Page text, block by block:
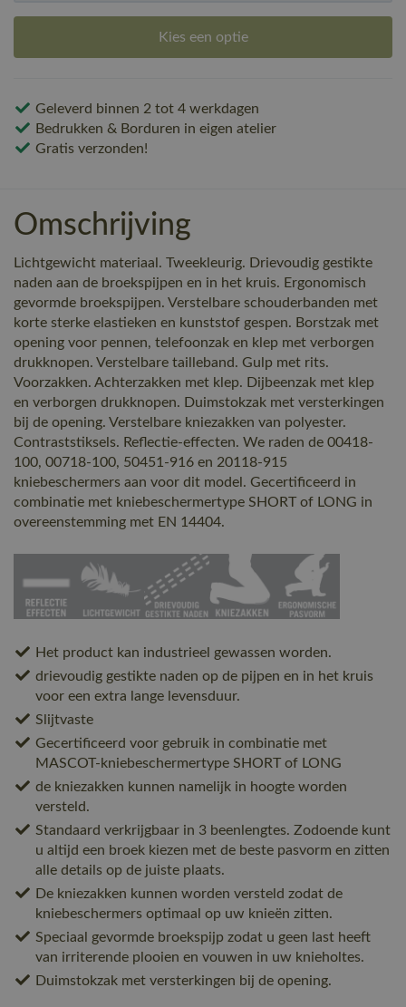
Kies een optie
Geleverd binnen 2 tot 4 werkdagen
Bedrukken & Borduren in eigen atelier
Gratis verzonden!
Omschrijving
Lichtgewicht materiaal. Tweekleurig. Drievoudig gestikte
naden aan de broekspijpen en in het kruis. Ergonomisch
gevormde broekspijpen. Verstelbare schouderbanden met
korte sterke elastieken en kunststof gespen. Borstzak met
opening voor pennen, telefoonzak en klep met verborgen
drukknopen. Verstelbare tailleband. Gulp met rits.
Voorzakken. Achterzakken met klep. Dijbeenzak met klep
en verborgen drukknopen. Duimstokzak met versterkingen
bij de opening. Verstelbare kniezakken van polyester.
Contraststiksels. Reflectie-effecten. We raden de 00418-
100, 00718-100, 50451-916 en 20118-915
kniebeschermers aan voor dit model. Gecertificeerd in
combinatie met kniebeschermertype SHORT of LONG in
overeenstemming met EN 14404.
Het product kan industrieel gewassen worden.
drievoudig gestikte naden op de pijpen en in het kruis
voor een extra lange levensduur.
Slijtvaste
Gecertificeerd voor gebruik in combinatie met
MASCOT-kniebeschermertype SHORT of LONG
de kniezakken kunnen namelijk in hoogte worden
versteld.
Standaard verkrijgbaar in 3 beenlengtes. Zodoende kunt
u altijd een broek kiezen met de beste pasvorm en zitten
alle details op de juiste plaats.
De kniezakken kunnen worden versteld zodat de
kniebeschermers optimaal op uw knieën zitten.
Speciaal gevormde broekspijp zodat u geen last heeft
van irriterende plooien en vouwen in uw knieholtes.
Duimstokzak met versterkingen bij de opening.